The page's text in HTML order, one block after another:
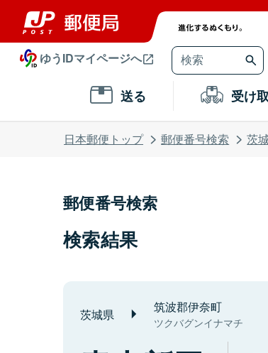
ゆうIDマイページへ
送る 受け
日本郵便トップ 郵便番号検索 茨
郵便番号検索
検索結果
茨城県 筑波郡伊奈町
ツクバグンイナマチ